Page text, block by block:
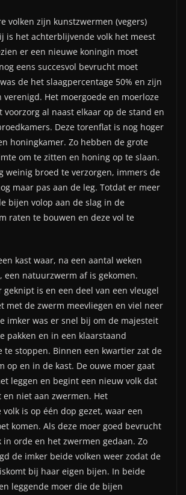
volken zijn kunstzwermen (vegers)
is het achterblijvende volk het meest
er een nieuwe koningin moet
eens succesvol bevrucht moet
de het slaagpercentage 50% en zijn
verenigd. Het moergoede en moerloze
voorzorg al naast elkaar op de stand en
Deze torenflat is nog hoger
honingkamer. Zo hebben de grote
om te zitten en honing op te slaan.
weinig broed te verzorgen, immers de
maar pas aan de leg. Totdat er meer
bijen volop aan de slag in de
raten te bouwen en deze vol te
kast waar, na een aantal weken
een natuurzwerm af is gekomen.
geknipt is en een deel van een vleugel
met de zwerm meevliegen en viel neer
imker was er snel bij om de majesteit
pakken en in een klaarstaand
te stoppen. Binnen een kwartier zat de
op en in de kast. De ouwe moer gaat
leggen en begint een nieuw volk dat
en niet aan zwermen. Het
is op één dop gezet, waar een
komen. Als deze moer goed bevrucht
in orde en het zwermen gedaan. Zo
de imker beide volken weer zodat de
bij haar eigen bijen. In beide
leggende moer die de bijen